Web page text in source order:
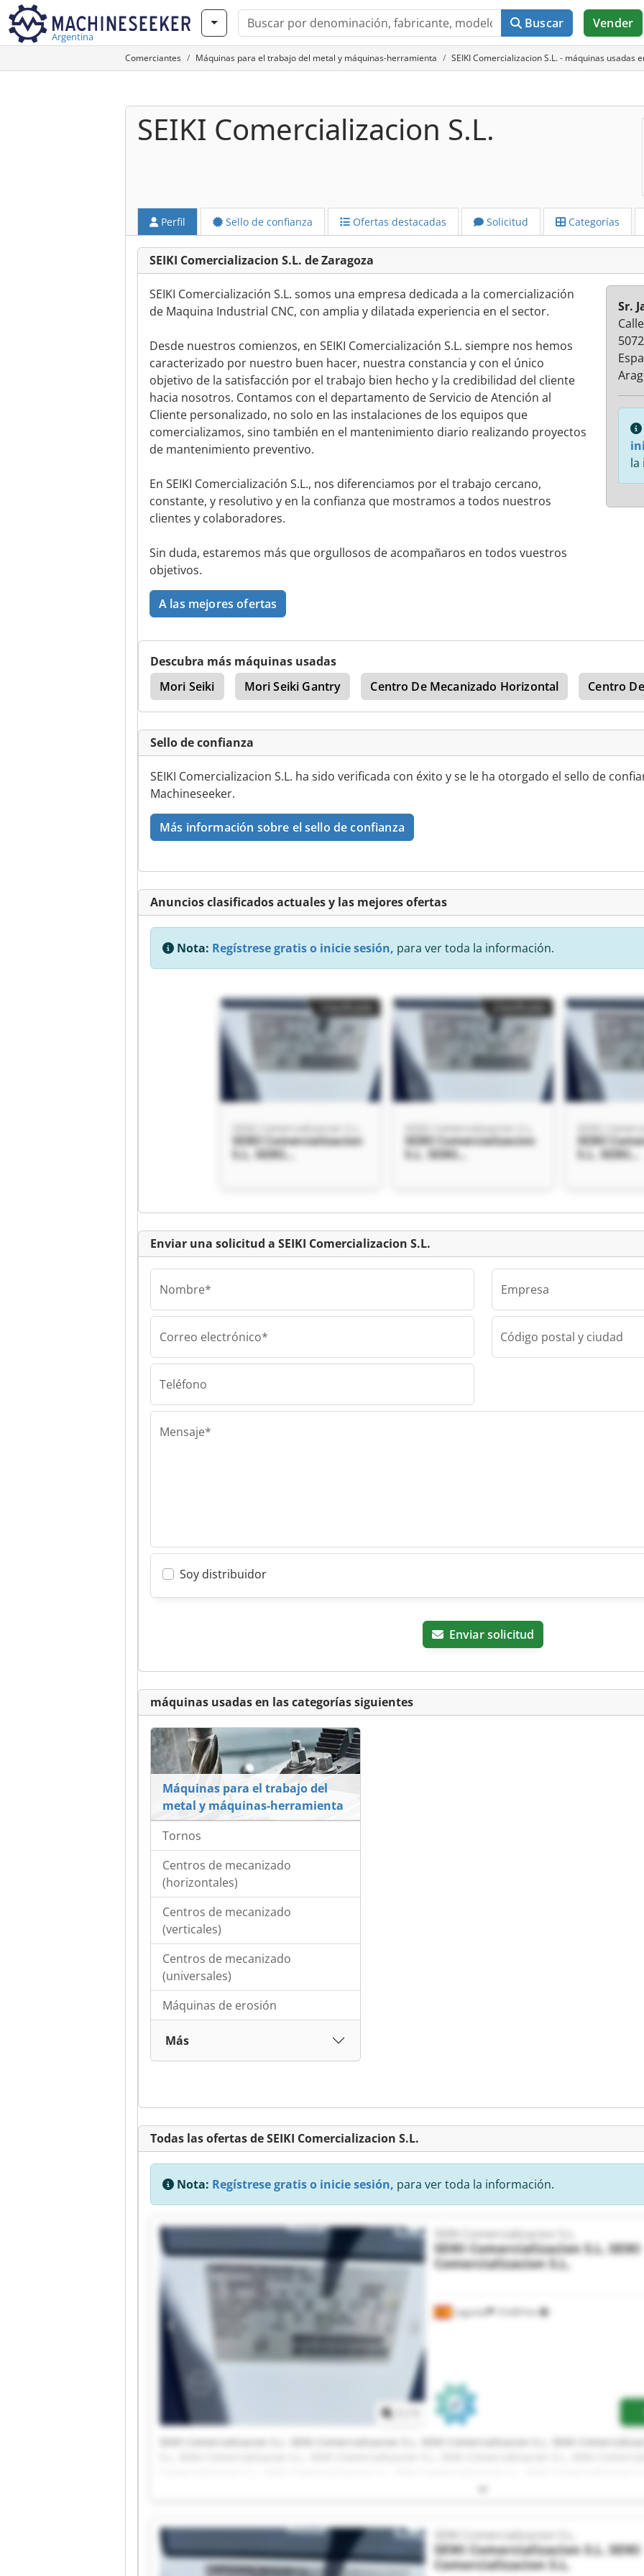
Argentina
Buscar Vender
Comerciantes Máquinas para el trabajo del metal y máquinas-herramienta SEIKI Comercializacion S.L. - máquinas usadas
SEIKI Comercializacion S.L.
Perfil Sello de confianza Ofertas destacadas Solicitud Categorías
SEIKI Comercializacion S.L. de Zaragoza
SEIKI Comercialización S.L. somos una empresa dedicada a la comercialización
de Maquina Industrial CNC, con amplia y dilatada experiencia en el sector.
Desde nuestros comienzos, en SEIKI Comercialización S.L. siempre nos hemos
caracterizado por nuestro buen hacer, nuestra constancia y con el único
objetivo de la satisfacción por el trabajo bien hecho y la credibilidad del cliente
hacia nosotros. Contamos con el departamento de Servicio de Atención al
Cliente personalizado, no solo en las instalaciones de los equipos que
comercializamos, sino también en el mantenimiento diario realizando proyectos
de mantenimiento preventivo.
En SEIKI Comercialización S.L., nos diferenciamos por el trabajo cercano,
constante, y resolutivo y en la confianza que mostramos a todos nuestros
clientes y colaboradores.
Sin duda, estaremos más que orgullosos de acompañaros en todos vuestros
objetivos.
A las mejores ofertas
Sr.
la
Descubra más máquinas usadas
Mori Seiki
Mori Seiki Gantry Centro De Mecanizado Horizontal Centro
Sello de confianza
SEIKI Comercializacion S.L. ha sido verificada con éxito y se le ha otorgado el sello de
Machineseeker.
Más información sobre el sello de confianza
Anuncios clasificados actuales y las mejores ofertas
Nota: Regístrese gratis o inicie sesión, para ver toda la información.
SEIKI Comercializacion S.L.
SEIKI Comercializacion
S.L. SEIKI
SEIKI Comercializacion S.L.
SEIKI Comercializacion
S.L. SEIKI
SEIKI
SEIKI
S.L. SEIKI
SEIKI Comercializacion S.L.
S.L. SEIKI
Clasificado
Enviar una solicitud a SEIKI Comercializacion S.L.
Nombre*
Correo electrónico*
Teléfono
Empresa
Código postal y ciudad
Mensaje*
Soy distribuidor
Enviar solicitud
máquinas usadas en las categorías siguientes
Máquinas para el trabajo del
metal y máquinas-herramienta
Tornos
Centros de mecanizado
(horizontales)
Centros de mecanizado
(verticales)
Centros de mecanizado
(universales)
Máquinas de erosión
Más
Todas las ofertas de SEIKI Comercializacion S.L.
Nota: Regístrese gratis o inicie sesión, para ver toda la información.
Leganés 10.669 km
SEIKI Comercializacion S.L.
SEIKI Comercializacion S.L. SEIKI
Comercializacion S.L.
SEIKI Comercializacion S.L. SEIKI Comercializacion S.L. SEIKI Comercializacion S.L. SEIKI
SEIKI Comercializacion S.L. SEIKI Comercializacion S.L. SEIKI Comercializacion S.L. SEIKI
SEIKI Comercializacion S.L.
SEIKI Comercializacion S.L. SEIKI
Comercializacion S.L.